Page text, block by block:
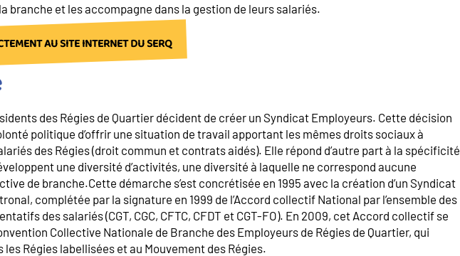
branche et les accompagne dans la gestion de leurs salariés.
AU SITE INTERNET DU SERQ
des Régies de Quartier décident de créer un Syndicat Employeurs. Cette décision
politique d’offrir une situation de travail apportant les mêmes droits sociaux à
des Régies (droit commun et contrats aidés). Elle répond d’autre part à la spécificité
une diversité d’activités, une diversité à laquelle ne correspond aucune
de branche.Cette démarche s’est concrétisée en 1995 avec la création d’un Syndicat
complétée par la signature en 1999 de l’Accord collectif National par l’ensemble des
des salariés (CGT, CGC, CFTC, CFDT et CGT-FO). En 2009, cet Accord collectif se
Collective Nationale de Branche des Employeurs de Régies de Quartier, qui
les Régies labellisées et au Mouvement des Régies.